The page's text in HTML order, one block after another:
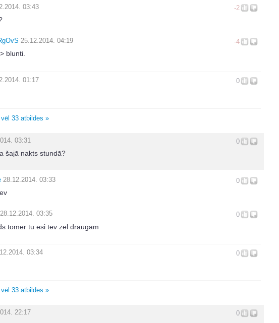
-2
03:43
-4
25.12.2014. 04:19
blunti.
0
01:17
33 atbildes »
0
03:31
šajā nakts stundā?
0
28.12.2014. 03:33
0
28.12.2014. 03:35
tomer tu esi tev zel draugam
0
03:34
33 atbildes »
0
22:17